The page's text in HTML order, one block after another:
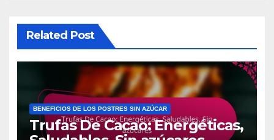
Related Post
BENEFICIOS DE LOS POSTRES SIN AZÚCAR
Trufas De Cacao: Energéticas,